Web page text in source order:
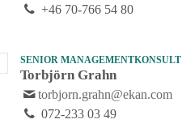
+46 70-766 54 80
SENIOR MANAGEMENTKONSULT
Torbjörn Grahn
torbjorn.grahn@ekan.com
072-233 03 49